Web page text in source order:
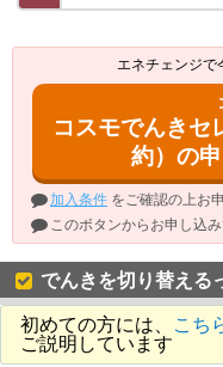
エネチェンジで
コスモでんきセ
約）の
加入条件 をご確認の上お
このボタンからお申し込
でんきを切り替える
初めての方には、 こち
ご説明しています